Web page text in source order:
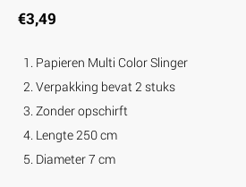
€3,49
Papieren Multi Color Slinger
Verpakking bevat 2 stuks
Zonder opschirft
Lengte 250 cm
Diameter 7 cm